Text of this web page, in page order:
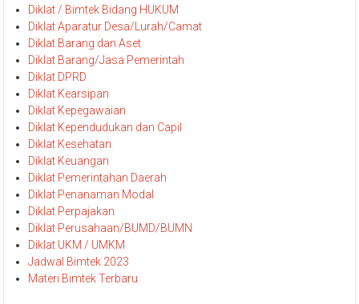
Bimtek SATPOL PP
Bimtek/Diklat Pariwisata
Diklat / Bimtek Bidang HUKUM
Diklat Aparatur Desa/Lurah/Camat
Diklat Barang dan Aset
Diklat Barang/Jasa Pemerintah
Diklat DPRD
Diklat Kearsipan
Diklat Kepegawaian
Diklat Kependudukan dan Capil
Diklat Kesehatan
Diklat Keuangan
Diklat Pemerintahan Daerah
Diklat Penanaman Modal
Diklat Perpajakan
Diklat Perusahaan/BUMD/BUMN
Diklat UKM / UMKM